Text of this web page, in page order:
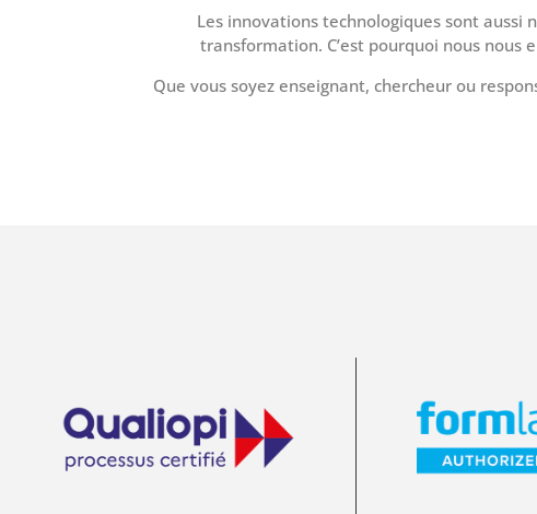
Les innovations technologiques sont aussi
transformation. C’est pourquoi nous nous
Que vous soyez enseignant, chercheur ou